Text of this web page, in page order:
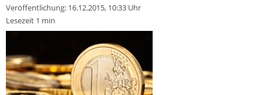
Veröffentlichung: 16.12.2015, 10:33 Uhr
Lesezeit 1 min